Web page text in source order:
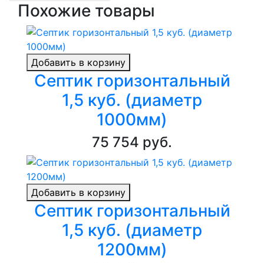
Похожие товары
Добавить в корзину
Септик горизонтальный
1,5 куб. (диаметр
1000мм)
75 754 руб.
Добавить в корзину
Септик горизонтальный
1,5 куб. (диаметр
1200мм)